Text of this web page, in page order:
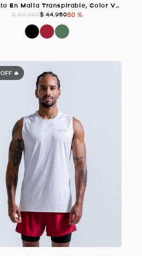
Esqueleto En Malla Transpirable, Color Verde Lima Para Hombre
$ 89.900$ 44.95050 %
OFF 🔥